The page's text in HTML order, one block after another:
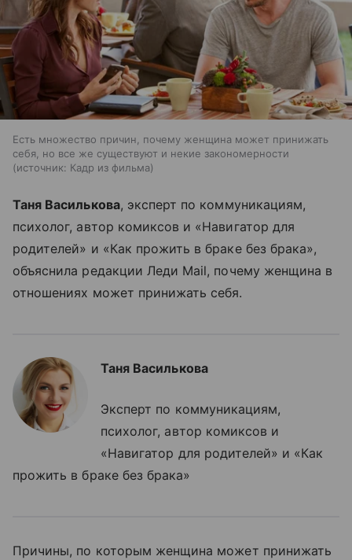
Есть множество причин, почему женщина может принижать
себя, но все же существуют и некие закономерности
источник: Кадр из фильма
Таня Василькова, эксперт по коммуникациям,
психолог, автор комиксов и «Навигатор для
родителей» и «Как прожить в браке без брака»,
объяснила редакции Леди Mail, почему женщина в
отношениях может принижать себя.
Таня Василькова
Эксперт по коммуникациям,
психолог, автор комиксов и
«Навигатор для родителей» и «Как
прожить в браке без брака»
Причины, по которым женщина может принижать